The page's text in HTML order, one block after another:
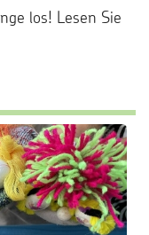
los! Lesen Sie